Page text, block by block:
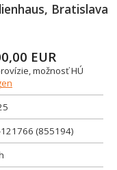
Bratislava
EUR
možnosť HÚ
(855194)